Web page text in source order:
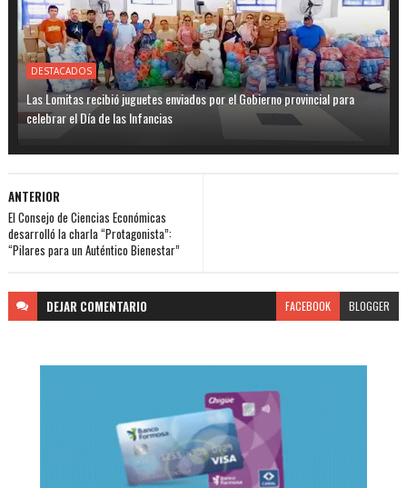
DESTACADOS
Las Lomitas recibió juguetes enviados por el Gobierno provincial para
celebrar el Día de las Infancias
ANTERIOR
El Consejo de Ciencias Económicas
desarrolló la charla “Protagonista”:
“Pilares para un Auténtico Bienestar”
DEJAR COMENTARIO FACEBOOK BLOGGER